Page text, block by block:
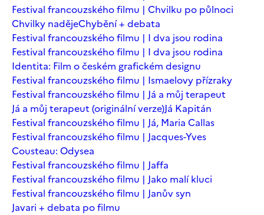
Festival francouzského filmu | Chvilku po půlnoci
Chvilky nadějeChybění + debata
Festival francouzského filmu | I dva jsou rodina
Festival francouzského filmu | I dva jsou rodina
Identita: Film o českém grafickém designu
Festival francouzského filmu | Ismaelovy přízraky
Festival francouzského filmu | Já a můj terapeut
Já a můj terapeut (originální verze)Já Kapitán
Festival francouzského filmu | Já, Maria Callas
Festival francouzského filmu | Jacques-Yves
Cousteau: Odysea
Festival francouzského filmu | Jaffa
Festival francouzského filmu | Jako malí kluci
Festival francouzského filmu | Janův syn
Javari + debata po filmu